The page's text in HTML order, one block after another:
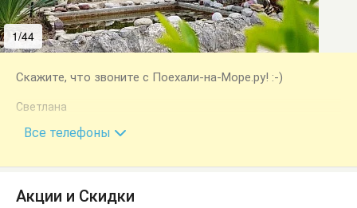
1/44
Скажите, что звоните с Поехали-на-Море.ру! :-)
Светлана
+7 (978) 777-03-62
Все телефоны
Акции и Скидки